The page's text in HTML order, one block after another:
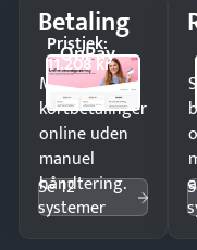
Betaling
OnPay
Pristjek:
11.208 kr
Modtag
kortbetalinger
online uden
manuel
håndtering.
Se 12
systemer